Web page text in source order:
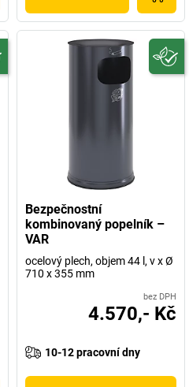
Bezpečnostní
kombinovaný popelník –
VAR
ocelový plech, objem 44 l, v x Ø
710 x 355 mm
bez DPH
4.570,- Kč
10-12 pracovní dny